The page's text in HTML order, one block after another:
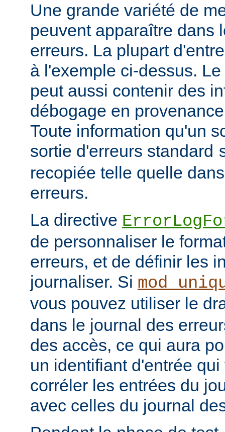
Une grande variété de
peuvent apparaître dans
erreurs. La plupart
à l'exemple ci-dessus.
peut aussi contenir des
débogage en
Toute information qu'un
sortie d'erreurs standard
recopiée telle quelle
erreurs.
La directive
de personnaliser le
erreurs, et de définir les
journaliser. Si
vous pouvez utiliser le
dans le journal des
des accès, ce qui aura
un identifiant d'entrée
corréler les entrées du
avec celles du journal